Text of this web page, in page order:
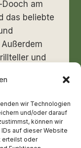
wir Technologien
und/oder darauf
können wir
auf dieser Website
erteilst oder
am
das beliebte
und
sind